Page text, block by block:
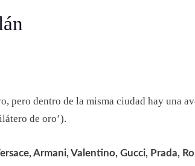
dentro de la misma ciudad hay una
de oro’).
Armani, Valentino, Gucci, Prada,